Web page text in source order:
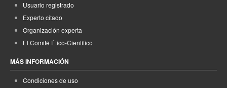
Usuario registrado
Experto citado
Organización experta
El Comité Ético-Científico
MÁS INFORMACIÓN
Condiciones de uso